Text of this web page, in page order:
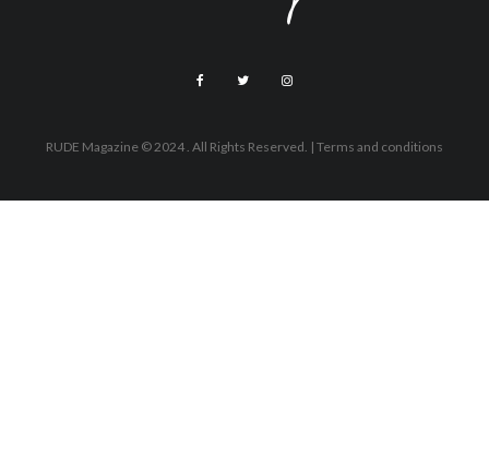
RUDE Magazine © 2024 . All Rights Reserved. | Terms and conditions